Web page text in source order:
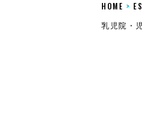
HOME >
乳児院・